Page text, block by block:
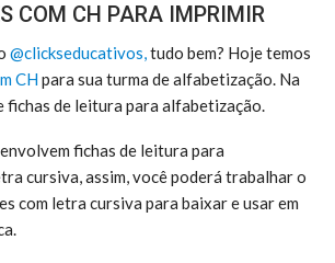
COM CH PARA IMPRIMIR
@clickseducativos,tudo bem? Hoje temos
CHpara sua turma de alfabetização. Na
fichas de leitura para alfabetização.
fichas de leitura para
cursiva, assim, você poderá trabalhar o
com letra cursiva para baixar e usar em